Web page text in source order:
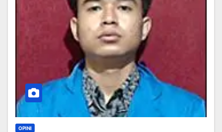
OPINI